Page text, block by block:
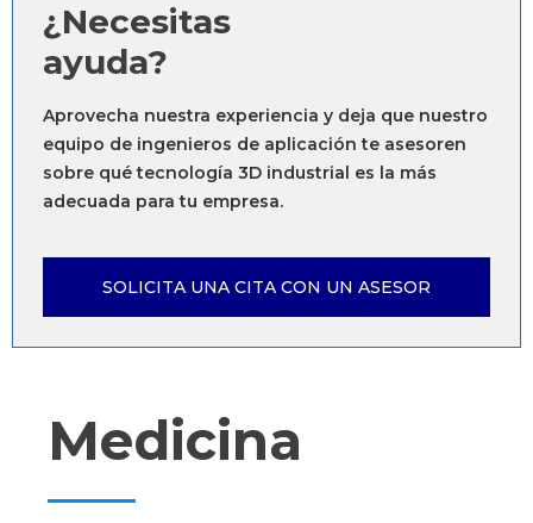
¿Necesitas
ayuda?
Aprovecha nuestra experiencia y deja que nuestro
equipo de ingenieros de aplicación te asesoren
sobre qué tecnología 3D industrial es la más
adecuada para tu empresa.
SOLICITA UNA CITA CON UN ASESOR
Medicina